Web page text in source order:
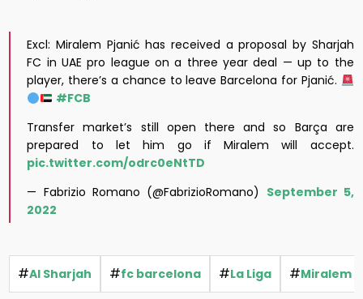
Excl: Miralem Pjanić has received a proposal by Sharjah
FC in UAE pro league on a three year deal — up to the
player, there’s a chance to leave Barcelona for Pjanić.
#FCB
Transfer market’s still open there and so Barça are
prepared to let him go if Miralem will accept.
pic.twitter.com/odrc0eNtTD
— Fabrizio Romano (@FabrizioRomano) September 5,
2022
#Al Sharjah #fc barcelona #La Liga #Miralem